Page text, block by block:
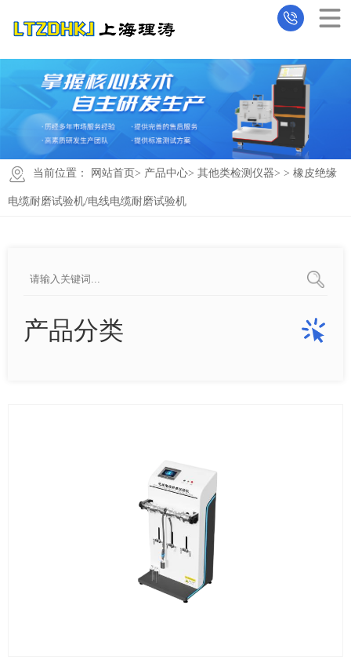
当前位置： 网站首页 > 产品中心> 其他类检测仪器> > 橡皮绝缘
电缆耐磨试验机/电线电缆耐磨试验机
产品分类